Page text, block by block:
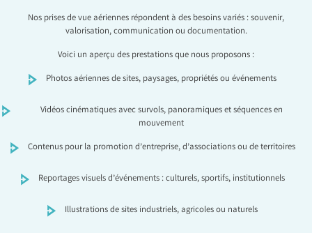
Nos prises de vue aériennes répondent à des besoins variés : souvenir,
valorisation, communication ou documentation.
Voici un aperçu des prestations que nous proposons :
Photos aériennes de sites, paysages, propriétés ou événements
Vidéos cinématiques avec survols, panoramiques et séquences en
mouvement
Contenus pour la promotion d’entreprise, d’associations ou de territoires
Reportages visuels d’événements : culturels, sportifs, institutionnels
Illustrations de sites industriels, agricoles ou naturels